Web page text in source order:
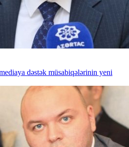
dəstək müsabiqələrinin yeni